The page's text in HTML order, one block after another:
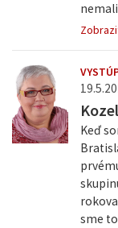
nemali
Keď
sme